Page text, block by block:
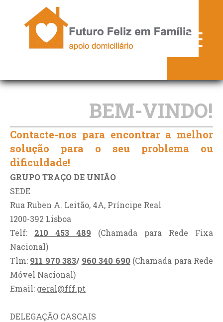
☰
BEM-VINDO!
Contacte-nos para encontrar a melhor
solução para o seu problema ou
dificuldade!
GRUPO TRAÇO DE UNIÃO
SEDE
Rua Ruben A. Leitão, 4A, Príncipe Real
1200-392 Lisboa
Telf: 210 453 489 (Chamada para Rede Fixa
Nacional)
Tlm: 911 970 383/ 960 340 690 (Chamada para Rede
Móvel Nacional)
Email: geral@fff.pt
DELEGAÇÃO CASCAIS
► QUEM SOMOS
► PARCEIROS
► PROTOCOLOS
► CONTACTOS